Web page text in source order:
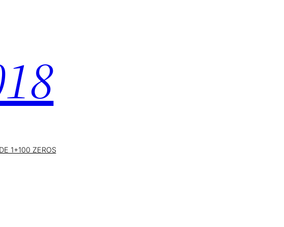
1+100 ZEROS